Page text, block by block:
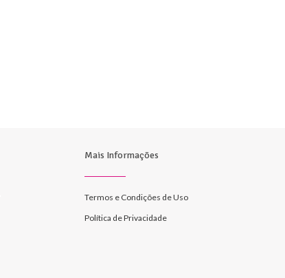
Mais Informações
Termos e Condições de Uso
Política de Privacidade